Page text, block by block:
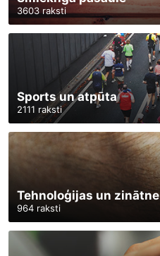
3603raksti
Sports un atpūta
2111 raksti
Tehnoloģijas un zinātne
964 raksti